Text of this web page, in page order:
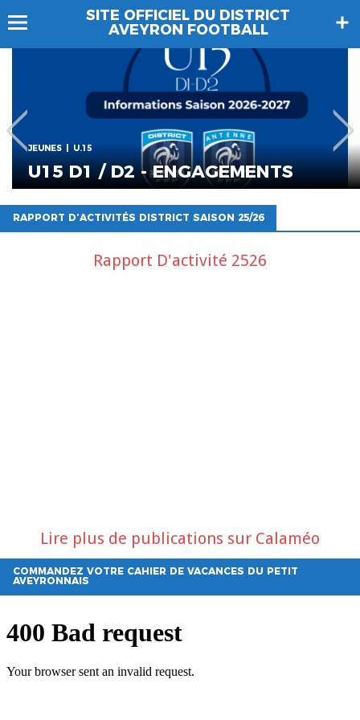
SITE OFFICIEL DU DISTRICT
AVEYRON FOOTBALL
JEUNES U.17
U17 D1 / D2 -
RAPPORT D’ACTIVITÉS DISTRICT SAISON 25/26
Rapport D'activité 2526
Lire plus de publications sur Calaméo
COMMANDEZ VOTRE CAHIER DE VACANCES DU PETIT
AVEYRONNAIS